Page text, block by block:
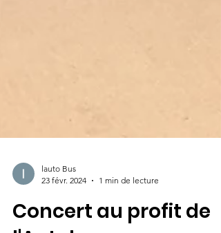
23 févr. 2024
1 min de lecture